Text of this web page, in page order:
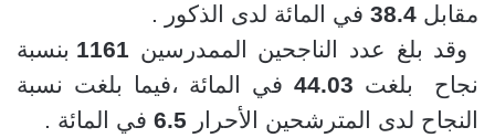
مقابل 38.4 في المائة لدى الذكور .
وقد بلغ عدد الناجحين الممدرسين 1161 بنسبة
نجاح بلغت 44.03 في المائة ،فيما بلغت نسبة
النجاح لدى المترشحين الأحرار 6.5 في المائة .